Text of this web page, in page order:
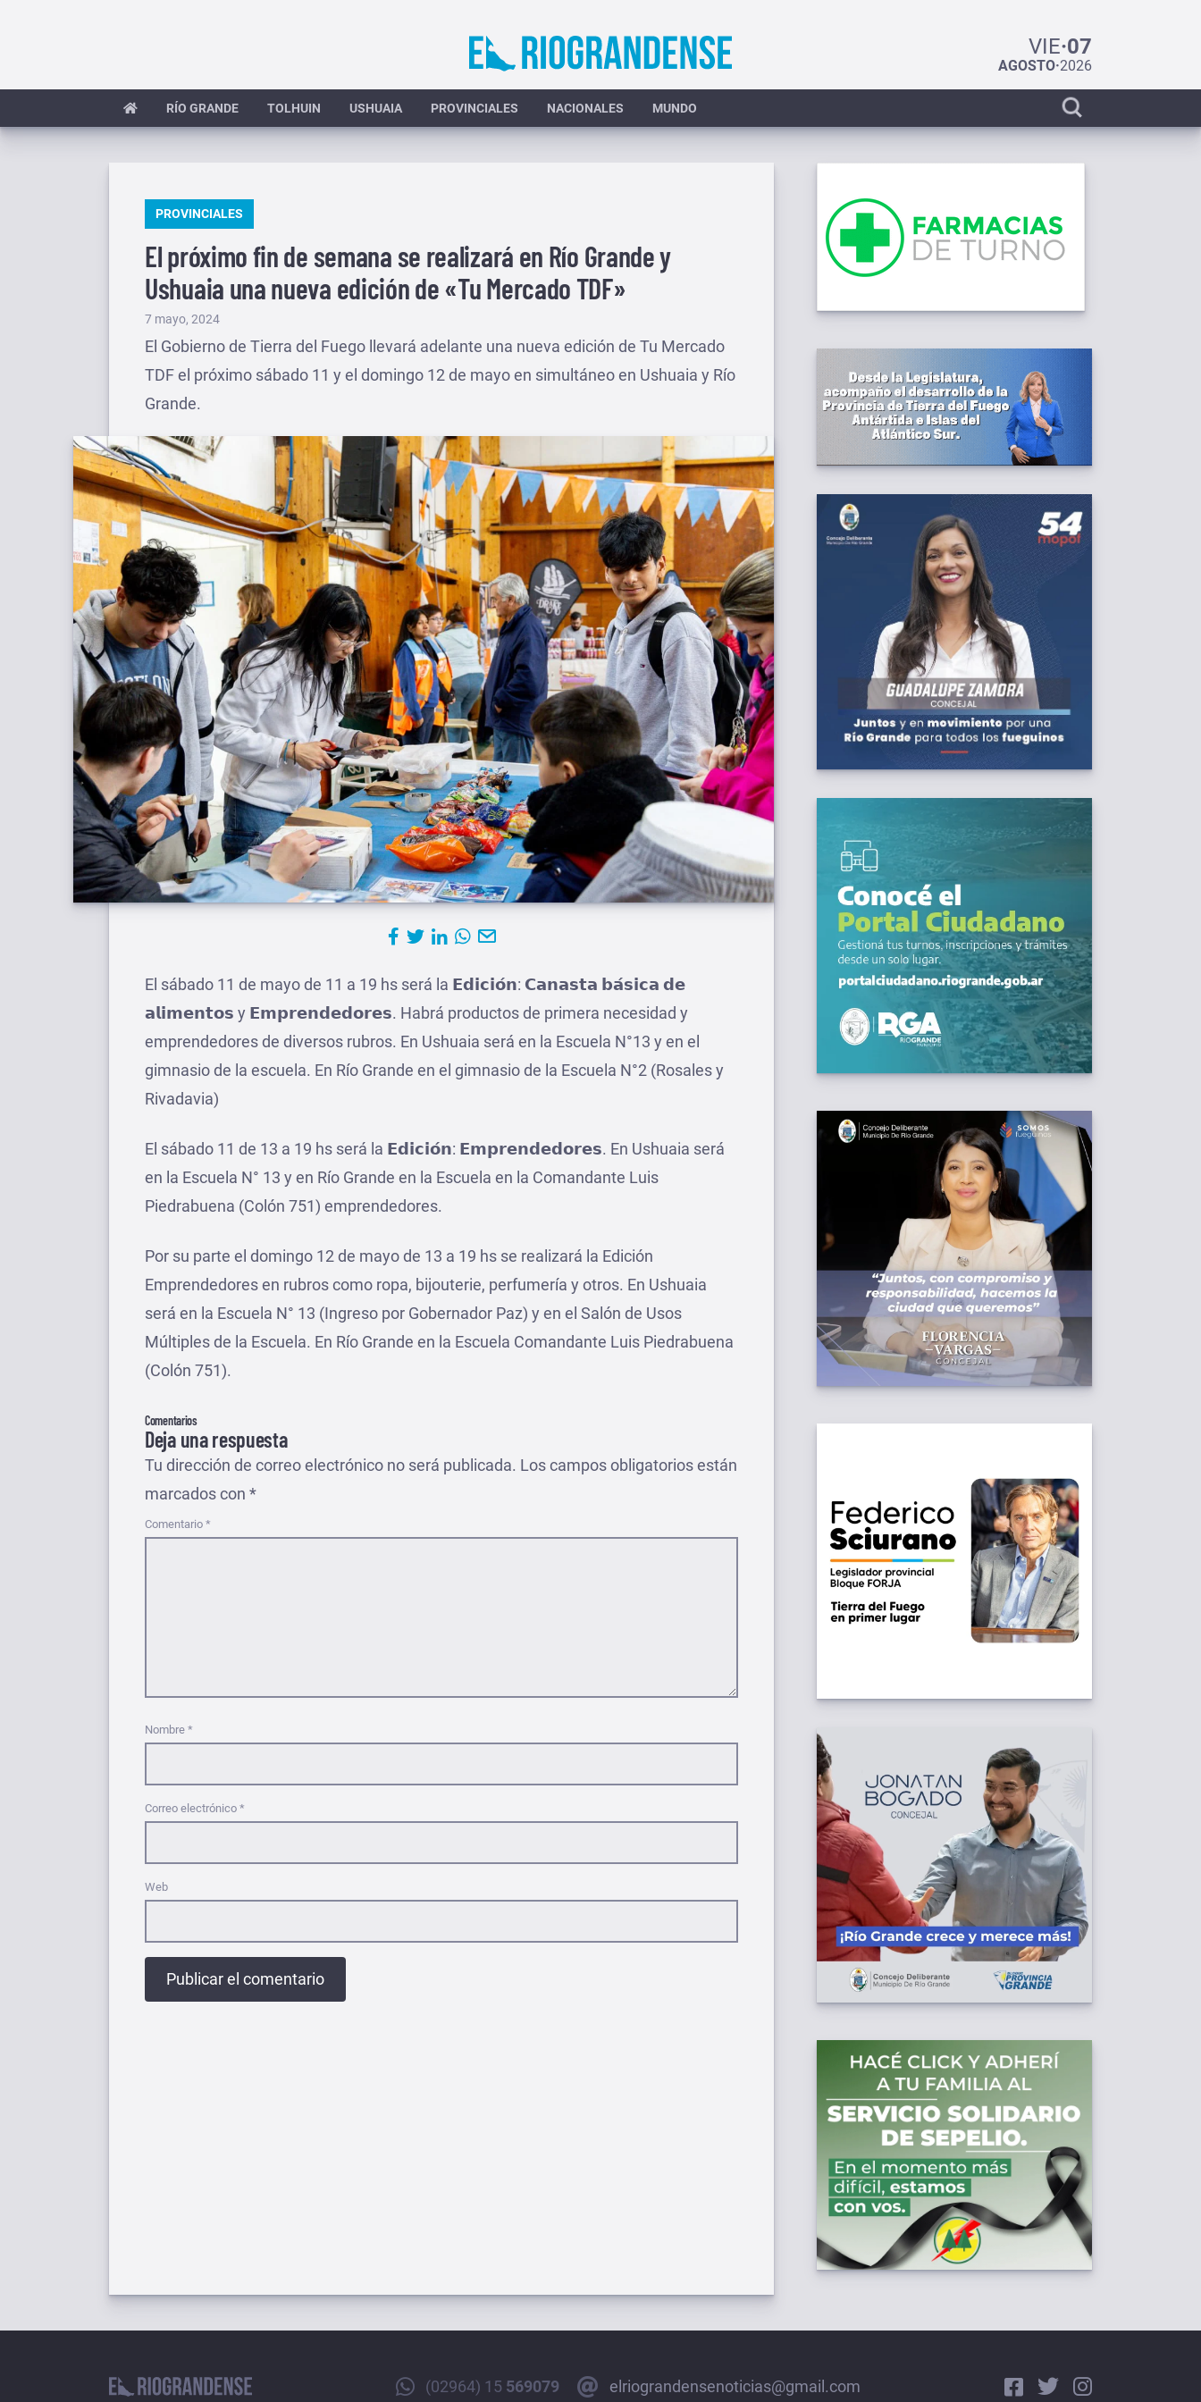
VIE·07
AGOSTO·2026
RÍO GRANDE TOLHUIN USHUAIA PROVINCIALES NACIONALES MUNDO
Display
search
PUBLICADO
PROVINCIALES
El próximo fin de semana se realizará en Río Grande y
Ushuaia una nueva edición de «Tu Mercado TDF»
Publicado
el
7 mayo, 2024
El Gobierno de Tierra del Fuego llevará adelante una nueva edición de Tu Mercado
TDF el próximo sábado 11 y el domingo 12 de mayo en simultáneo en Ushuaia y Río
Grande.
El sábado 11 de mayo de 11 a 19 hs será la 𝗘𝗱𝗶𝗰𝗶𝗼́𝗻: 𝗖𝗮𝗻𝗮𝘀𝘁𝗮 𝗯𝗮́𝘀𝗶𝗰𝗮 𝗱𝗲
𝗮𝗹𝗶𝗺𝗲𝗻𝘁𝗼𝘀 y 𝗘𝗺𝗽𝗿𝗲𝗻𝗱𝗲𝗱𝗼𝗿𝗲𝘀. Habrá productos de primera necesidad y
emprendedores de diversos rubros. En Ushuaia será en la Escuela N°13 y en el
gimnasio de la escuela. En Río Grande en el gimnasio de la Escuela N°2 (Rosales y
Rivadavia)
El sábado 11 de 13 a 19 hs será la 𝗘𝗱𝗶𝗰𝗶𝗼́𝗻: 𝗘𝗺𝗽𝗿𝗲𝗻𝗱𝗲𝗱𝗼𝗿𝗲𝘀. En Ushuaia será
en la Escuela N° 13 y en Río Grande en la Escuela en la Comandante Luis
Piedrabuena (Colón 751) emprendedores.
Por su parte el domingo 12 de mayo de 13 a 19 hs se realizará la Edición
Emprendedores en rubros como ropa, bijouterie, perfumería y otros. En Ushuaia
será en la Escuela N° 13 (Ingreso por Gobernador Paz) y en el Salón de Usos
Múltiples de la Escuela. En Río Grande en la Escuela Comandante Luis Piedrabuena
(Colón 751).
Comentarios
Deja una respuesta
Tu dirección de correo electrónico no será publicada. Los campos obligatorios están
marcados con *
Comentario *
Nombre *
Correo electrónico *
Web
(02964) 15 569079 elriograndensenoticias@gmail.com